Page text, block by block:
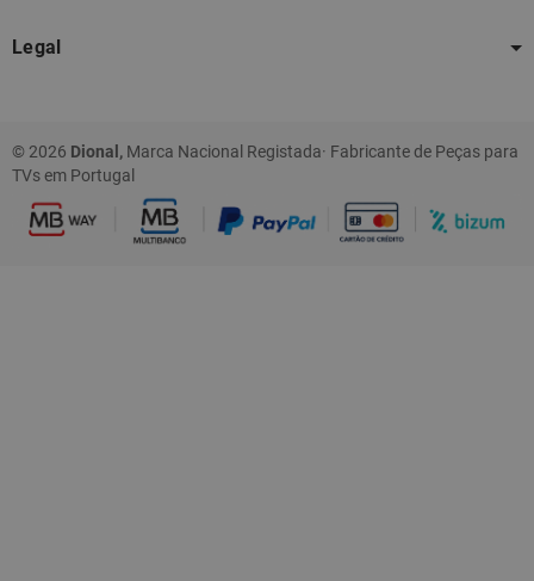
Legal
© 2026 Dional, Marca Nacional Registada· Fabricante de Peças para
TVs em Portugal